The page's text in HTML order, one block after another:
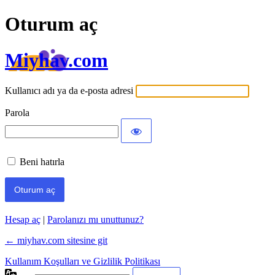
Oturum aç
Miyhav.com
Kullanıcı adı ya da e-posta adresi
Parola
Beni hatırla
Hesap aç | Parolanızı mı unuttunuz?
← miyhav.com sitesine git
Kullanım Koşulları ve Gizlilik Politikası